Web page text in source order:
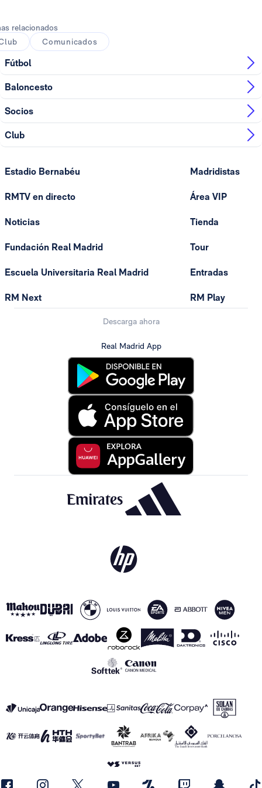
relacionados
Comunicados
Fútbol
Baloncesto
Socios
Club
Estadio Bernabéu
RMTV en directo
Noticias
Fundación Real Madrid
Escuela Universitaria Real Madrid
RM Next
Madridistas
Área VIP
Tienda
Tour
Entradas
RM Play
Descarga ahora
Real Madrid App